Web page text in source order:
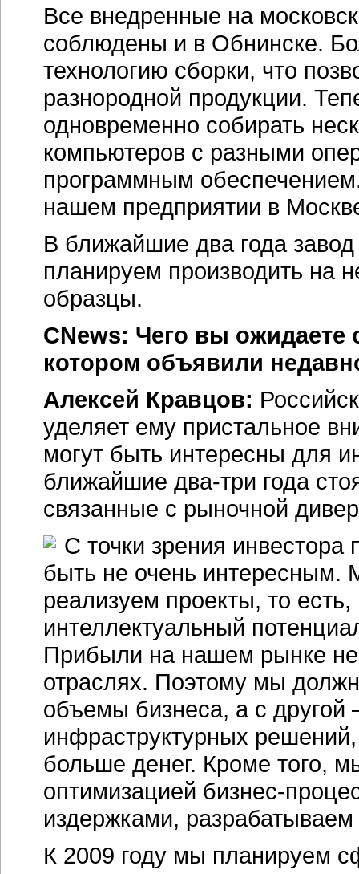
Все внедренные на
соблюдены и в Обнинске.
технологию сборки, что
разнородной продукции.
одновременно собирать
компьютеров с разными
программным
нашем предприятии в
В ближайшие два года
планируем производить на
образцы.
CNews: Чего вы ожидаете
котором объявили
Алексей Кравцов:
уделяет ему пристальное
могут быть интересны для
ближайшие два-три года
связанные с рыночной
C точки зрения
быть не очень интересным.
реализуем проекты, то
интеллектуальный
Прибыли на нашем рынке не
отраслях. Поэтому мы
объемы бизнеса, а с
инфраструктурных
больше денег. Кроме того,
оптимизацией бизнес-
издержками,
К 2009 году мы планируем